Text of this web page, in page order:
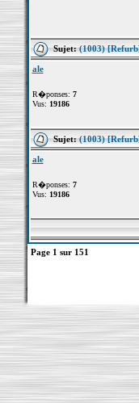
Sujet:(1003)
ale
R�ponses: 7
Vus: 19186
Sujet:(1003)
ale
R�ponses: 7
Vus: 19186
Page 1 sur 151